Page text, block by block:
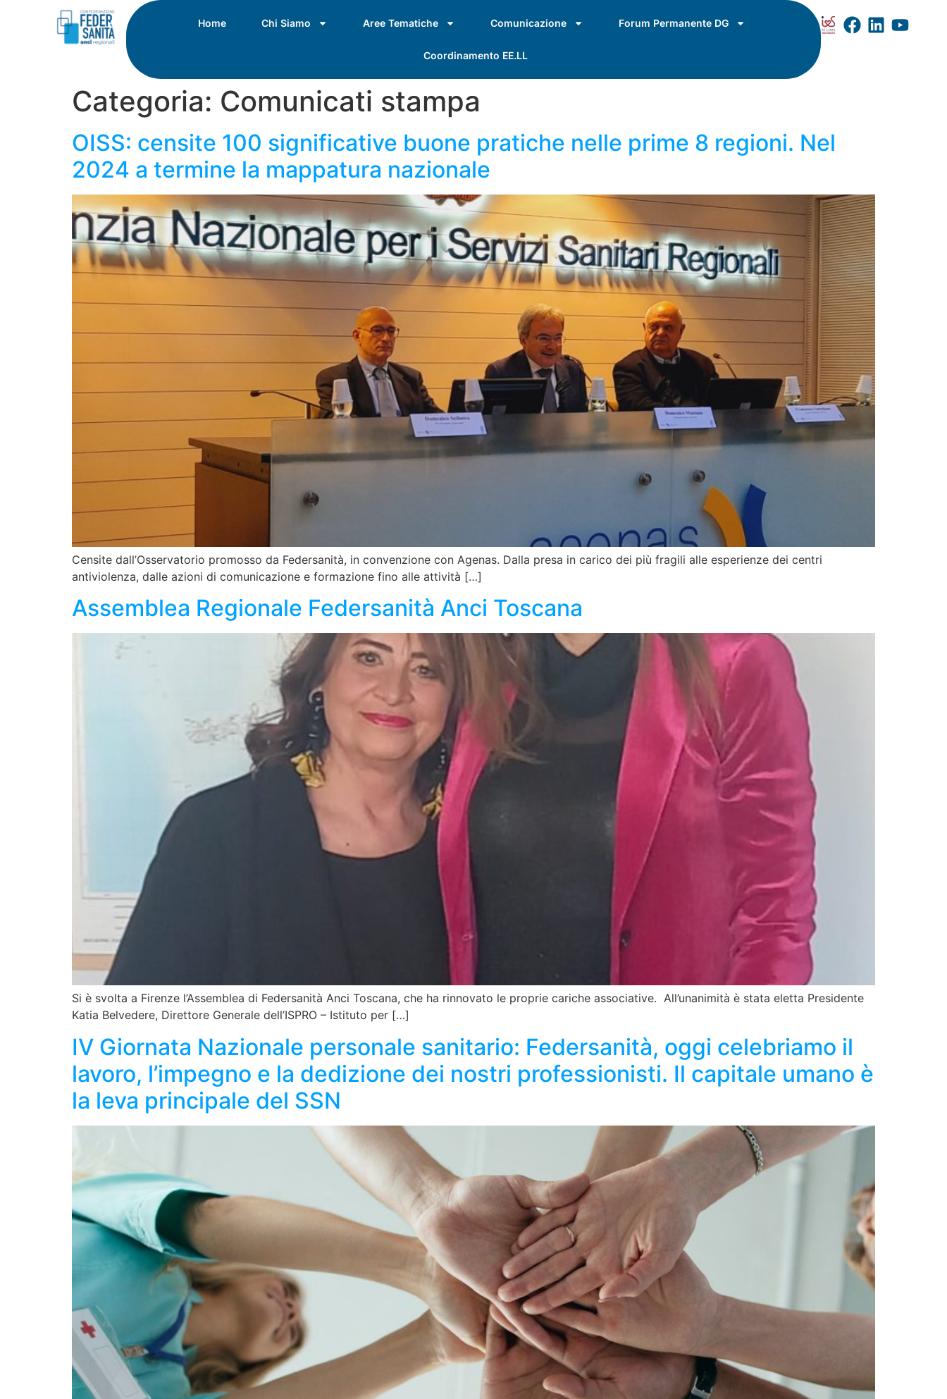
Home Chi Siamo Aree Tematiche Comunicazione Forum Permanente DG
Coordinamento EE.LL
Categoria: Comunicati stampa
OISS: censite 100 significative buone pratiche nelle prime 8 regioni. Nel
2024 a termine la mappatura nazionale
Censite dall’Osservatorio promosso da Federsanità, in convenzione con Agenas. Dalla presa in carico dei più fragili alle esperienze dei centri
antiviolenza, dalle azioni di comunicazione e formazione fino alle attività […]
Assemblea Regionale Federsanità Anci Toscana
Si è svolta a Firenze l’Assemblea di Federsanità Anci Toscana, che ha rinnovato le proprie cariche associative. All’unanimità è stata eletta Presidente
Katia Belvedere, Direttore Generale dell’ISPRO – Istituto per […]
IV Giornata Nazionale personale sanitario: Federsanità, oggi celebriamo il
lavoro, l’impegno e la dedizione dei nostri professionisti. Il capitale umano è
la leva principale del SSN